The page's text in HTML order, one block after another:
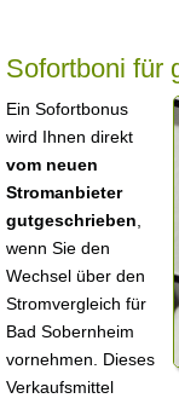
Sofortboni für
Ein Sofortbonus
wird Ihnen direkt
vom neuen
Stromanbieter
gutgeschrieben
wenn Sie den
Wechsel über den
Stromvergleich für
Bad Sobernheim
vornehmen. Dieses
Verkaufsmittel